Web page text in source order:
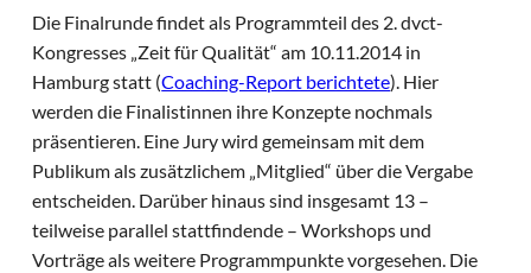
Die Finalrunde findet als Programmteil des 2. dvct-
Kongresses „Zeit für Qualität“ am 10.11.2014 in
Hamburg statt (Coaching-Report berichtete). Hier
werden die Finalistinnen ihre Konzepte nochmals
präsentieren. Eine Jury wird gemeinsam mit dem
Publikum als zusätzlichem „Mitglied“ über die Vergabe
entscheiden. Darüber hinaus sind insgesamt 13 –
teilweise parallel stattfindende – Workshops und
Vorträge als weitere Programmpunkte vorgesehen. Die